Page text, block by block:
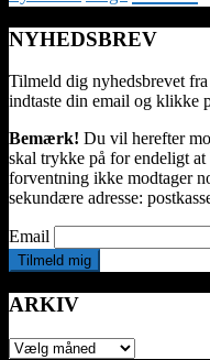
NYHEDSBREV
Tilmeld dig nyhedsbrevet
indtaste din email og klikke
Bemærk! Du vil herefter
skal trykke på for endeligt
forventning ikke modtager
sekundære adresse:
Email
ARKIV
ARKIV